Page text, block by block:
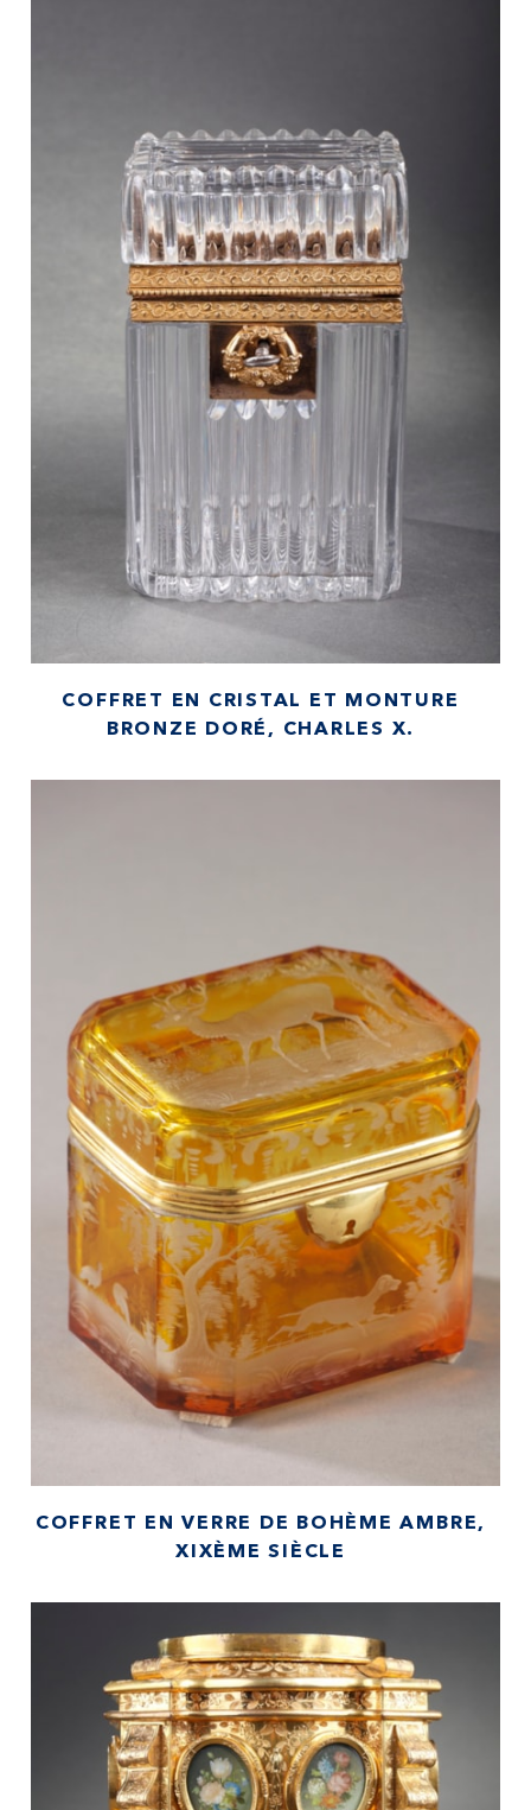
COFFRET EN CRISTAL ET MONTURE
BRONZE DORÉ, CHARLES X.
COFFRET EN VERRE DE BOHÈME AMBRE,
XIXÈME SIÈCLE